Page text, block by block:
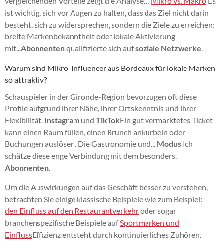
ist wichtig, sich vor Augen zu halten, dass das Ziel nicht darin
besteht, sich zu widersprechen, sondern die Ziele zu erreichen:
breite Markenbekanntheit oder lokale Aktivierung
mit...Abonnentenqualifizierte sich aufsoziale Netzwerke.
Warum sind Mikro-Influencer aus Bordeaux für lokale Marken
so attraktiv?
Schauspieler in der Gironde-Region bevorzugen oft diese
Profile aufgrund ihrer Nähe, ihrer Ortskenntnis und ihrer
Flexibilität. Instagram und TikTokEin gut vermarktetes Ticket
kann einen Raum füllen, einen Brunch ankurbeln oder
Buchungen auslösen. Die Gastronomie und... Modus Ich
schätze diese enge Verbindung mit dem besonders.
Abonnenten.
Um die Auswirkungen auf das Geschäft besser zu verstehen,
betrachten Sie einige klassische Beispiele wie zum Beispiel:
den Einfluss auf den Restaurantverkehroder sogar
branchenspezifische Beispiele aufSportmarken und
EinflussEffizienz entsteht durch kontinuierliches Zuhören.